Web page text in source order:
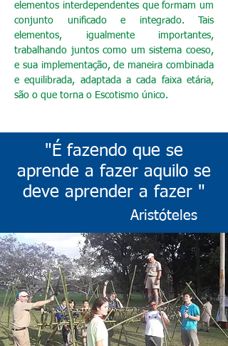
elementos interdependentes que formam um
conjunto unificado e integrado. Tais
elementos, igualmente importantes,
trabalhando juntos como um sistema coeso,
e sua implementação, de maneira combinada
e equilibrada, adaptada a cada faixa etária,
são o que torna o Escotismo único.
"É fazendo que se
aprende a fazer aquilo se
deve aprender a fazer "
Aristóteles